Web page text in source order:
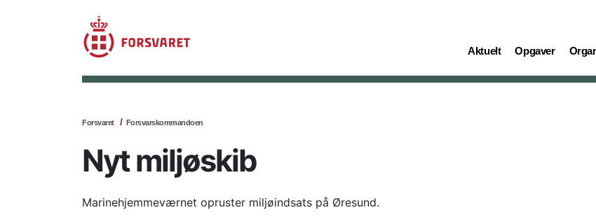
Aktuelt
(current) Opgaver
(current)
Forsvaret Forsvarskommandoen
Nyt miljøskib
Marinehjemmeværnet opruster miljøindsats på Øresund.